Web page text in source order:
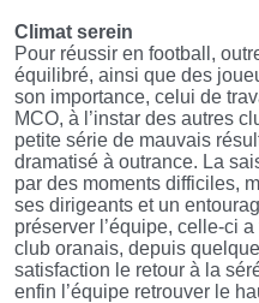
Climat serein
Pour réussir en football,
équilibré, ainsi que des
son importance, celui de
MCO, à l’instar des autres
petite série de mauvais
dramatisé à outrance. La
par des moments difficiles,
ses dirigeants et un
préserver l’équipe, celle-ci
club oranais, depuis
satisfaction le retour à la
enfin l’équipe retrouver le